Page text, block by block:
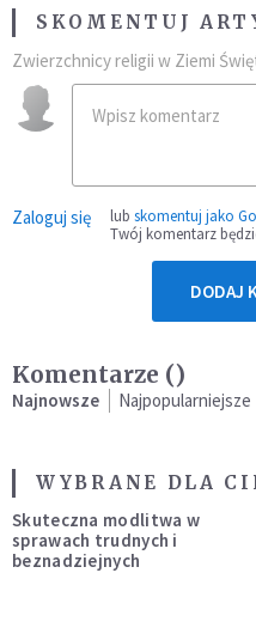
SKOMENTUJ
Zwierzchnicy religii w Ziemi
Zaloguj się lub skomentuj jako
Twój komentarz
DODAJ
Komentarze ()
Najnowsze Najpopularniejsze
WYBRANE DLA
Skuteczna modlitwa w
sprawach trudnych i
beznadziejnych